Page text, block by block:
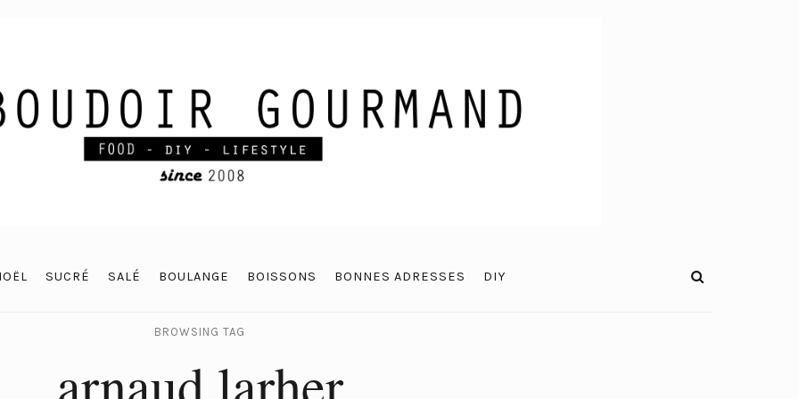
SUCRÉ SALÉ BOULANGE BOISSONS BONNES ADRESSES DIY
BROWSING TAG
arnaud larher